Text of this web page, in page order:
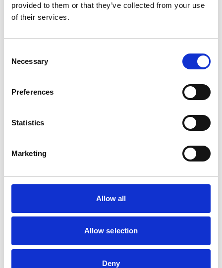
provided to them or that they’ve collected from your use
of their services.
Selection
Necessary
Preferences
Statistics
Marketing
Allow all
Allow selection
Deny
Geen Benchkussen
Geen Wielenframe
Benchverkleiner
Op voorraad
Voor 15.00 uur besteld dezelfde werkdag